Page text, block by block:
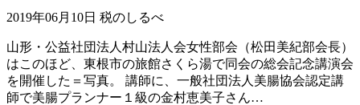
2019年06月10日 税のしるべ
山形・公益社団法人村山法人会女性部会（松田美紀部会長）
はこのほど、東根市の旅館さくら湯で同会の総会記念講演会
を開催した＝写真。 講師に、一般社団法人美腸協会認定講
師で美腸プランナー１級の金村恵美子さん…